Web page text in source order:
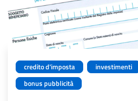
credito d'imposta
investimenti
bonus pubblicità